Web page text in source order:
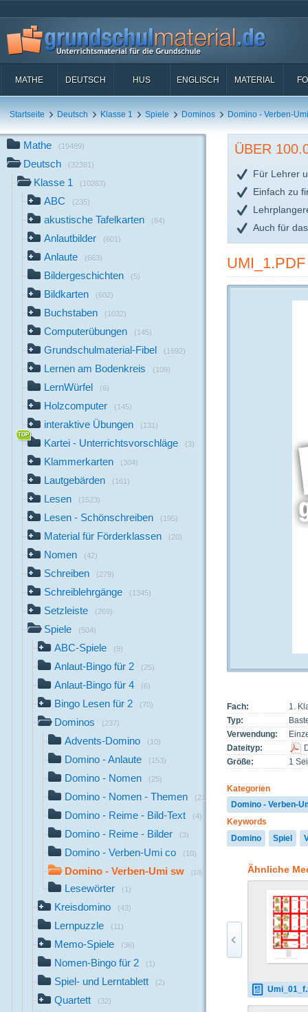
MATHE DEUTSCH HUS ENGLISCH MATERIAL
Startseite Deutsch Klasse 1 Spiele Dominos Domino - Verben-
Mathe (19489)
Deutsch (32381)
Klasse 1 (10263)
ABC (235)
akustische Tafelkarten (84)
Anlautbilder (601)
Anlaute (663)
Bildergeschichten (5)
Bildkarten (602)
Buchstaben (1032)
Computerübungen (145)
Grundschulmaterial-Fibel (1692)
Lernen am Bodenkreis (109)
LernWürfel (6)
Holzcomputer (145)
interaktive Übungen (131)
Kartei - Unterrichtsvorschläge (3)
Klammerkarten (304)
Lautgebärden (161)
Lesen (1523)
Lesen - Schönschreiben (195)
Material für Förderklassen (20)
Nomen (42)
Schreiben (279)
Schreiblehrgänge (1345)
Setzleiste (269)
Spiele (504)
ABC-Spiele (9)
Anlaut-Bingo für 2 (25)
Anlaut-Bingo für 4 (6)
Bingo Lesen für 2 (70)
Dominos (237)
Advents-Domino (10)
Domino - Anlaute (153)
Domino - Nomen (25)
Domino - Nomen - Themen (21)
Domino - Reime - Bild-Text (4)
Domino - Reime - Bilder (3)
Domino - Verben-Umi co (10)
Domino - Verben-Umi sw (10)
Lesewörter (1)
Kreisdomino (43)
Lernpuzzle (11)
Memo-Spiele (36)
Nomen-Bingo für 2 (1)
Spiel- und Lerntablett (2)
Quartett (32)
ÜBER
Für Lehrer
Einfach zu
Auch für
UMI_1.PDF
Fach:
1.
Typ:
Verwendung:
Dateityp:
Größe:
1
Kategorien
Domino - Verben-
Keywords
Domino
Spiel
Ähnliche